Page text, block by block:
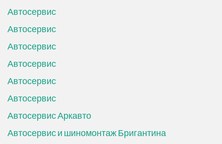
Автосервис
Автосервис
Автосервис
Автосервис
Автосервис
Автосервис
Автосервис Аркавто
Автосервис и шиномонтаж Бригантина